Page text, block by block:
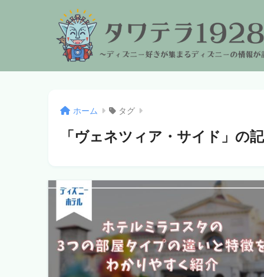
ホーム タグ
「ヴェネツィア・サイド」の